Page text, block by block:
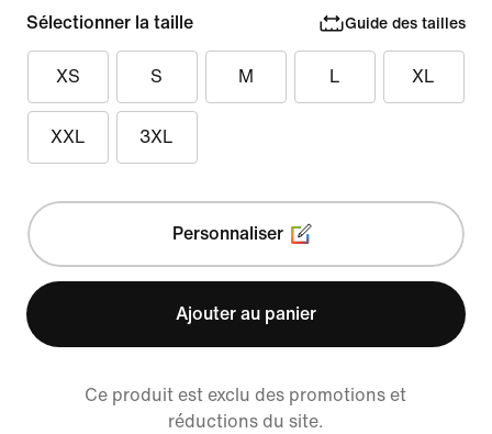
Sélectionner la taille Guide des tailles
XS S M L XL
XXL 3XL
Personnaliser
Ajouter au panier
Ce produit est exclu des promotions et
réductions du site.